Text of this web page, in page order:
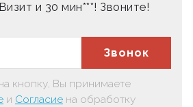
и 30 мин***! Звоните!
Звонок
кнопку, Вы принимаете
и Согласие на обработку